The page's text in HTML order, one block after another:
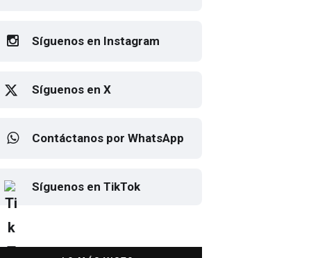
Síguenos en Facebook
Síguenos en Instagram
Síguenos en X
Contáctanos por WhatsApp
Elton John regresa a CDMX
para despedirse en el Estadio